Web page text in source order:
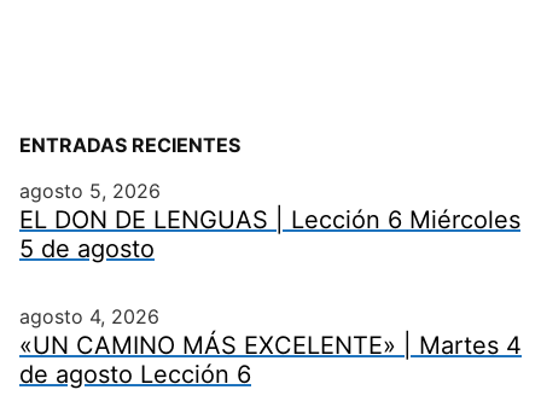
ENTRADAS RECIENTES
agosto 5, 2026
EL DON DE LENGUAS | Lección 6 Miércoles
5 de agosto
agosto 4, 2026
«UN CAMINO MÁS EXCELENTE» | Martes 4
de agosto Lección 6